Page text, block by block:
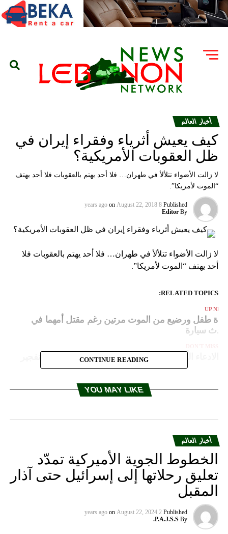
أخبار العالم
كيف يعيش أثرياء وفقراء إيران في
ظل العقوبات الأمريكية؟
لا زالت الأضواء تتلألأ في طهران… فلا أحد يهتم بالعقوبات فلا أحد يهتف
“الموت لأمريكا”.
Published
8 years ago
on August 22, 2018
By
Editor
لا زالت الأضواء تتلألأ في طهران… فلا أحد يهتم بالعقوبات فلا
أحد يهتف “الموت لأمريكا”.
RELATED TOPICS:
UP
طفل ورضيع من الموت مرتين رغم مقتل أمهما في
سيارة
الادعاء الألماني: اعتقلنا مسلما روسيا خطط لعملية تفجير
CONTINUE READING
YOU MAY LIKE
أخبار العالم
الخطوط الجوية الأميركية تمدّد
تعليق رحلاتها إلى إسرائيل حتى آذار
المقبل
Published
2 years ago
on August 22, 2024
By
P.A.J.S.S.